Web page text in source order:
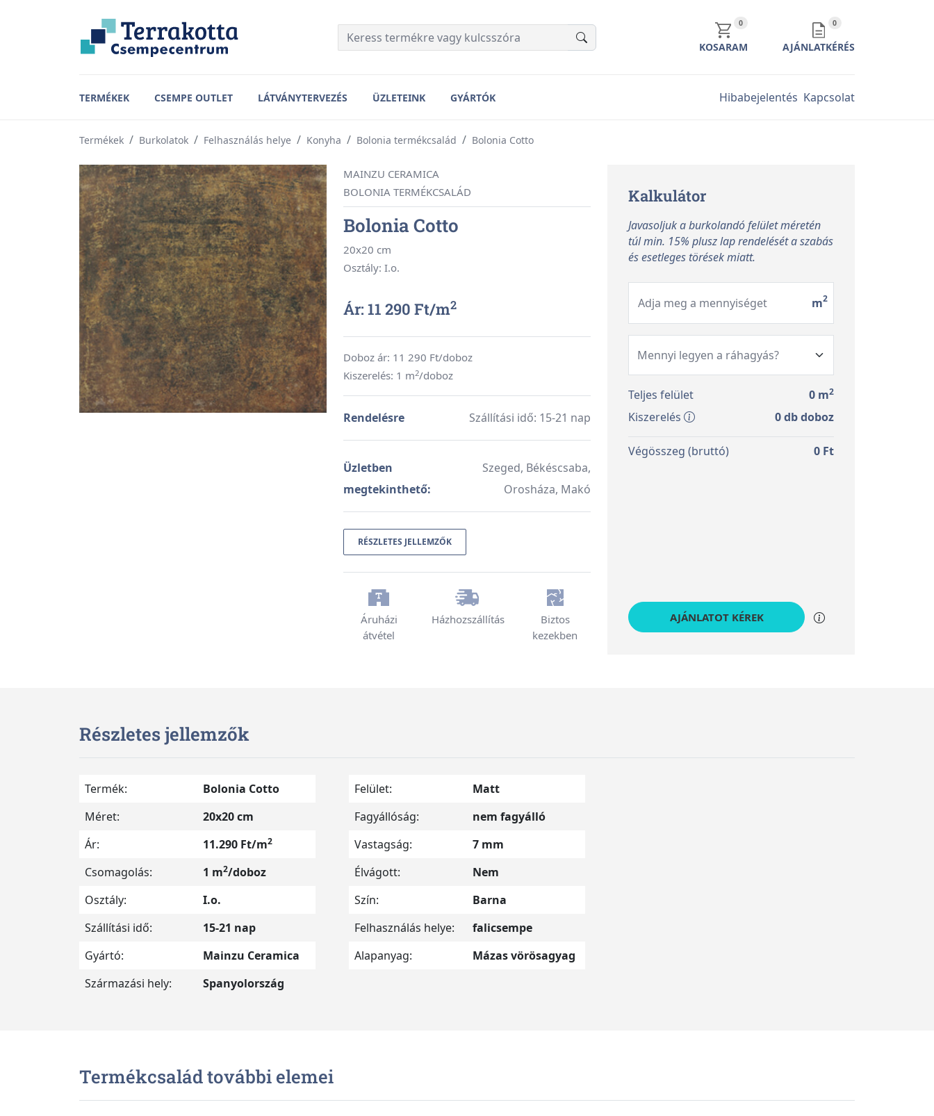
0KOSÁR TARTALMA
KOSARAM
0AJÁNLATKÉRÉS TARTALMA
AJÁNLATKÉRÉS
TERMÉKEK CSEMPE OUTLET LÁTVÁNYTERVEZÉS ÜZLETEINK GYÁRTÓK Hibabejelentés Kapcsolat
Termékek Burkolatok Felhasználás helye Konyha Bolonia termékcsalád Bolonia Cotto
MAINZU CERAMICA
BOLONIA TERMÉKCSALÁD
Bolonia Cotto
20x20 cm
Osztály: I.o.
Ár: 11 290 Ft/m2
Doboz ár: 11 290 Ft/doboz
Kiszerelés: 1 m2/doboz
Rendelésre Szállítási idő: 15-21 nap
Üzletben
megtekinthető:
Szeged, Békéscsaba,
Orosháza, Makó
RÉSZLETES JELLEMZŐK
Áruházi
átvétel
Házhozszállítás
Biztos
kezekben
Kalkulátor
Javasoljuk a burkolandó felület méretén
túl min. 15% plusz lap rendelését a szabás
és esetleges törések miatt.
Adja meg a mennyiséget m2
Teljes felület 0 m2
Kiszerelés 0db doboz
Végösszeg (bruttó) 0 Ft
AJÁNLATOT KÉREK
Részletes jellemzők
Termék:
Bolonia Cotto
Méret:
20x20 cm
Ár:
11.290 Ft/m2
Csomagolás: 1 m2/doboz
Osztály:
I.o.
Szállítási idő:
15-21 nap
Gyártó:
Mainzu Ceramica
Származási hely:
Spanyolország
Felület:
Matt
Fagyállóság:
nem fagyálló
Vastagság:
7 mm
Élvágott:
Nem
Szín:
Barna
Felhasználás helye:
falicsempe
Alapanyag:
Mázas vörösagyag
Termékcsalád további elemei